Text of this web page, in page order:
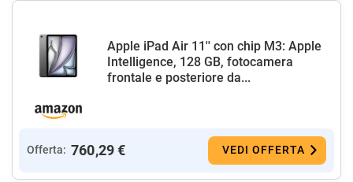
Apple iPad Air 11'' con chip M3: Apple
Intelligence, 128 GB, fotocamera
frontale e posteriore da...
Offerta: 760,29 € VEDI OFFERTA